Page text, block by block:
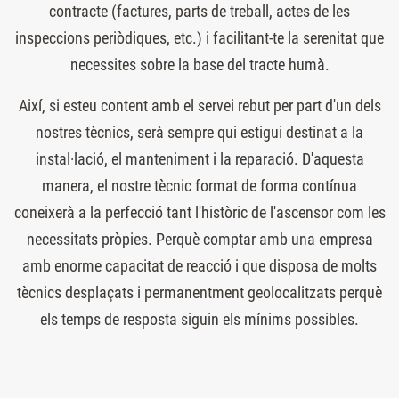
contracte (factures, parts de treball, actes de les
inspeccions periòdiques, etc.) i facilitant-te la serenitat que
necessites sobre la base del tracte humà.
Així, si esteu content amb el servei rebut per part d'un dels
nostres tècnics, serà sempre qui estigui destinat a la
instal·lació, el manteniment i la reparació. D'aquesta
manera, el nostre tècnic format de forma contínua
coneixerà a la perfecció tant l'històric de l'ascensor com les
necessitats pròpies. Perquè comptar amb una empresa
amb enorme capacitat de reacció i que disposa de molts
tècnics desplaçats i permanentment geolocalitzats perquè
els temps de resposta siguin els mínims possibles.